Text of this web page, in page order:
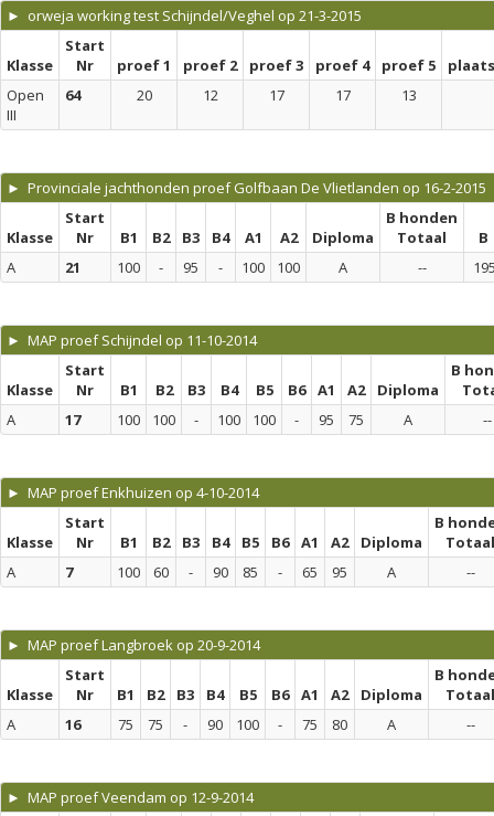
► orweja working test Schijndel/Veghel op 21-3-2015
Klasse
Start
Nr
proef 1 proef 2 proef 3 proef 4 proef 5
Open
III
64 20 12 17 17 13
► Provinciale jachthonden proef Golfbaan De Vlietlanden op 16-2-2015
Klasse
Start
Nr
B1 B2 B3 B4 A1 A2 Diploma
B honden
Totaal
B
A
21 100 - 95 - 100 100 A --
► MAP proef Schijndel op 11-10-2014
Klasse
Start
Nr
B1 B2 B3 B4 B5 B6 A1 A2 Diploma
B
A
17 100 100 - 100 100 - 95 75 A --
► MAP proef Enkhuizen op 4-10-2014
Klasse
Start
Nr
B1 B2 B3 B4 B5 B6 A1 A2 Diploma
B
Totaal
A
7 100 60 - 90 85 - 65 95 A --
► MAP proef Langbroek op 20-9-2014
Klasse
Start
Nr
B1 B2 B3 B4 B5 B6 A1 A2 Diploma
B
Totaal
A
16 75 75 - 90 100 - 75 80 A --
► MAP proef Veendam op 12-9-2014